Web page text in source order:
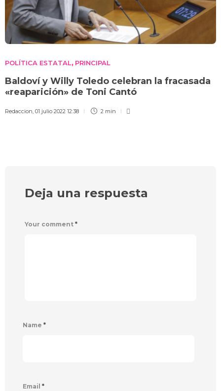
POLÍTICA ESTATAL, PRINCIPAL
Baldoví y Willy Toledo celebran la fracasada
«reaparición» de Toni Cantó
Redaccion, 01 julio 2022 12:38 2 min
Deja una respuesta
Your comment *
Name *
Email *